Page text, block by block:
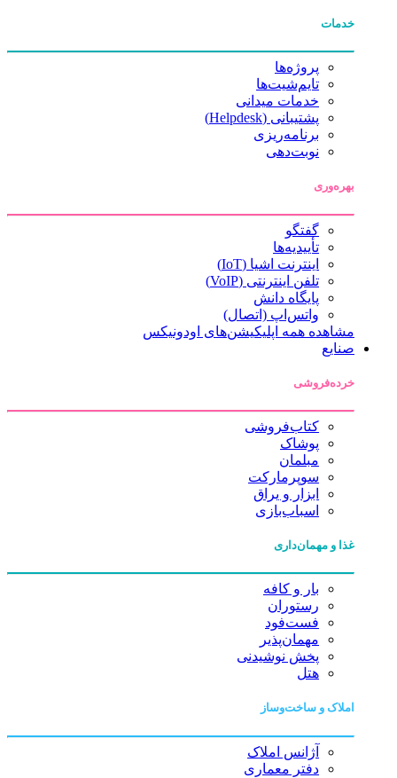
خدمات
پروژه‌ها
تایم‌شیت‌ها
خدمات میدانی
پشتیبانی (Helpdesk)
برنامه‌ریزی
نوبت‌دهی
بهره‌وری
گفتگو
تأییدیه‌ها
اینترنت اشیا (IoT)
تلفن اینترنتی (VoIP)
پایگاه دانش
واتس‌اپ (اتصال)
مشاهده همه اپلیکیشن‌های اودونیکس
صنایع
خرده‌فروشی
کتاب‌فروشی
پوشاک
مبلمان
سوپرمارکت
ابزار و یراق
اسباب‌بازی
غذا و مهمان‌داری
بار و کافه
رستوران
فست‌فود
مهمان‌پذیر
پخش نوشیدنی
هتل
املاک و ساخت‌وساز
آژانس املاک
دفتر معماری